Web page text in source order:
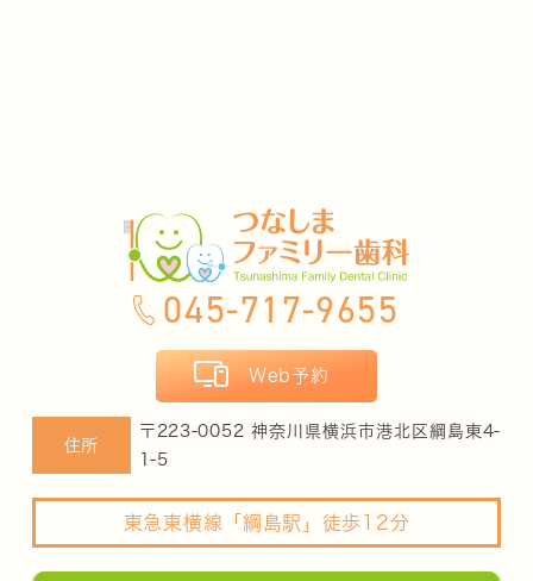
045-717-9655
Web予約
住所
〒223-0052 神奈川県横浜市港北区綱島東4-
1-5
東急東横線「綱島駅」徒歩12分